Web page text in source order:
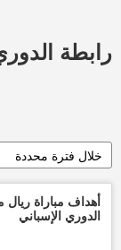
رابطة
خلال فترة محددة
الدوري الإسباني